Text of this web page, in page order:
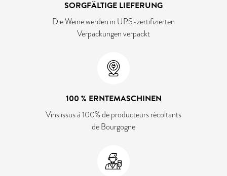
SORGFÄLTIGE LIEFERUNG
Die Weine werden in UPS-zertifizierten
Verpackungen verpackt
100 % ERNTEMASCHINEN
Vins issus à 100% de producteurs récoltants
de Bourgogne